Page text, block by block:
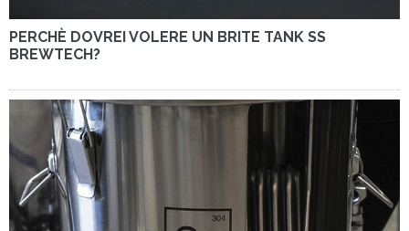
PERCHÈ DOVREI VOLERE UN BRITE TANK SS
BREWTECH?